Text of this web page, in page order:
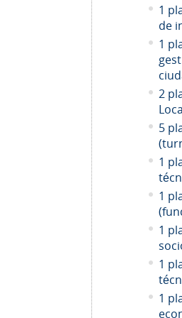
1
de
1
2
5
1
1
1
1
1